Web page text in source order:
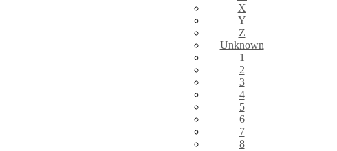
X
Y
Z
Unknown
1
2
3
4
5
6
7
8